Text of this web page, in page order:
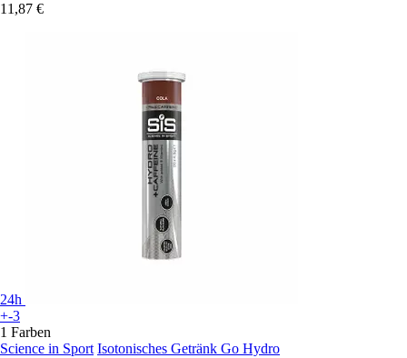
11,87 €
24h
+-3
1 Farben
Science in Sport Isotonisches Getränk Go Hydro